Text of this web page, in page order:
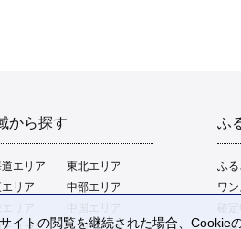
から探す
エリア
東北エリア
リア
中部エリア
ふ
ふ
ワ
トの閲覧を継続された場合、Cookie